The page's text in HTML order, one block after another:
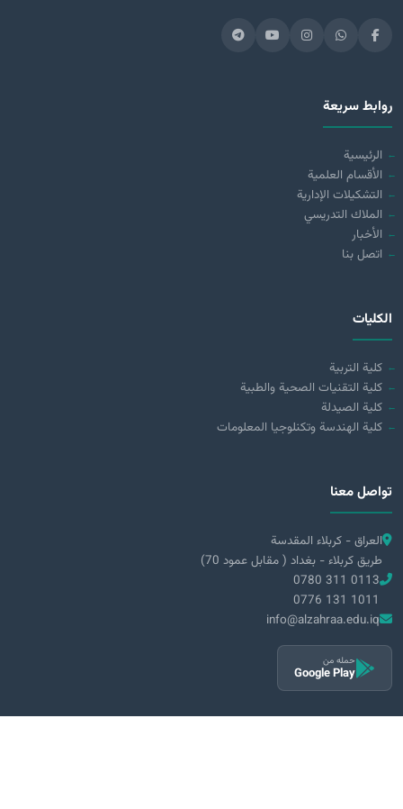
روابط سريعة
الرئيسية
الأقسام العلمية
التشكيلات الإدارية
الملاك التدريسي
الأخبار
اتصل بنا
الكليات
كلية التربية
كلية التقنيات الصحية والطبية
كلية الصيدلة
كلية الهندسة وتكنلوجيا المعلومات
تواصل معنا
العراق - كربلاء المقدسة
طريق كربلاء - بغداد ( مقابل عمود 70)
0780 311 0113
0776 131 1011
info@alzahraa.edu.iq
حمله من
Google Play